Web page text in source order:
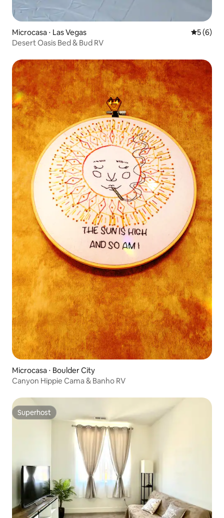
Microcasa ⋅ Las Vegas 5 de
5 (6)
Desert Oasis Bed & Bud RV
Microcasa ⋅ Boulder City
Canyon Hippie Cama & Banho RV
Superhost
Superhost